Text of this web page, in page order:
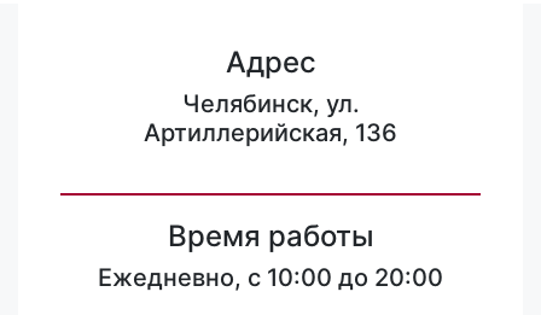
Адрес
Челябинск, ул.
Артиллерийская, 136
Время работы
Ежедневно, с 10:00 до 20:00